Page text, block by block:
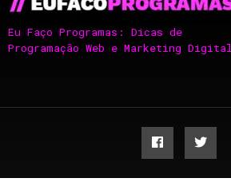
Eu Faço Programas: Dicas de
Programação Web e Marketing Digital